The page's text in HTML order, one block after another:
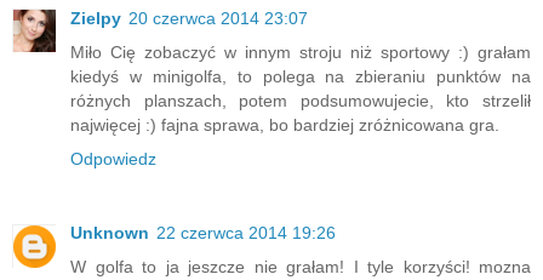
Zielpy 20 czerwca 2014 23:07
Miło Cię zobaczyć w innym stroju niż sportowy :) grałam
kiedyś w minigolfa, to polega na zbieraniu punktów na
różnych planszach, potem podsumowujecie, kto strzelił
najwięcej :) fajna sprawa, bo bardziej zróżnicowana gra.
Odpowiedz
Unknown 22 czerwca 2014 19:26
W golfa to ja jeszcze nie grałam! I tyle korzyści! mozna